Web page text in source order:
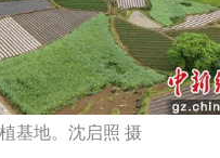
基地。沈启照 摄